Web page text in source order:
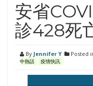
安省
診428死
By Jennifer Y Posted
中熱話
疫情快訊